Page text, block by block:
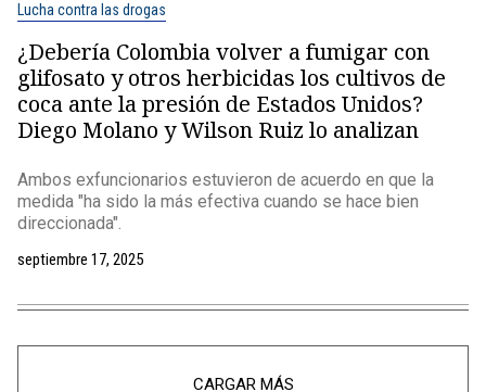
Lucha contra las drogas
¿Debería Colombia volver a fumigar con
glifosato y otros herbicidas los cultivos de
coca ante la presión de Estados Unidos?
Diego Molano y Wilson Ruiz lo analizan
Ambos exfuncionarios estuvieron de acuerdo en que la
medida "ha sido la más efectiva cuando se hace bien
direccionada".
septiembre 17, 2025
CARGAR MÁS